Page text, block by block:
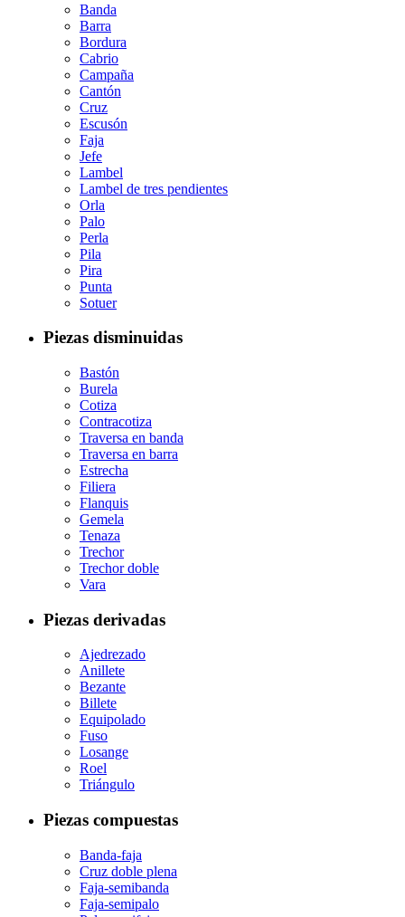
Banda
Barra
Bordura
Cabrio
Campaña
Cantón
Cruz
Escusón
Faja
Jefe
Lambel
Lambel de tres pendientes
Orla
Palo
Perla
Pila
Pira
Punta
Sotuer
Piezas disminuidas
Bastón
Burela
Cotiza
Contracotiza
Traversa en banda
Traversa en barra
Estrecha
Filiera
Flanquis
Gemela
Tenaza
Trechor
Trechor doble
Vara
Piezas derivadas
Ajedrezado
Anillete
Bezante
Billete
Equipolado
Fuso
Losange
Roel
Triángulo
Piezas compuestas
Banda-faja
Cruz doble plena
Faja-semibanda
Faja-semipalo